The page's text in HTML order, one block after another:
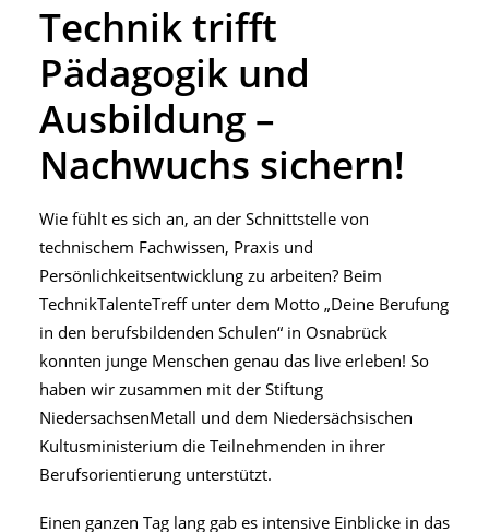
Technik trifft
Pädagogik und
Ausbildung –
Nachwuchs sichern!
Wie fühlt es sich an, an der Schnittstelle von
technischem Fachwissen, Praxis und
Persönlichkeitsentwicklung zu arbeiten? Beim
TechnikTalenteTreff unter dem Motto „Deine Berufung
in den berufsbildenden Schulen“ in Osnabrück
konnten junge Menschen genau das live erleben! So
haben wir zusammen mit der Stiftung
NiedersachsenMetall und dem Niedersächsischen
Kultusministerium die Teilnehmenden in ihrer
Berufsorientierung unterstützt.
Einen ganzen Tag lang gab es intensive Einblicke in das